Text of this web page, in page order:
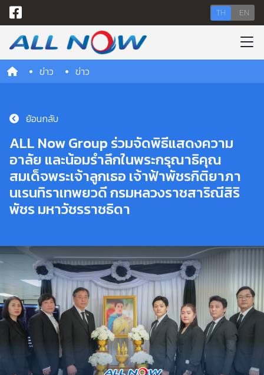
TH EN
ข่าว ข่าว
ย้อนกลับ
ALL Now Group ร่วมจัดพิธีแสดงความ
อาลัย และน้อมรำลึกในพระกรุณาธิคุณ
สมเด็จพระเจ้าลูกเธอ เจ้าฟ้าพัชรกิติยาภา
นเรนทิราเทพยวดี กรมหลวงราชสาริณีสิริ
พัชร มหาวัชรราชธิดา